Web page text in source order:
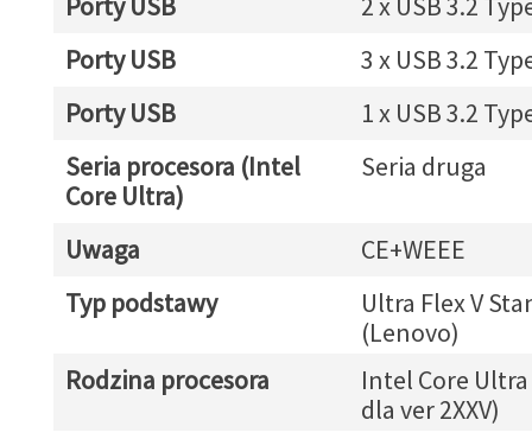
Porty USB
3 x USB 3.2
Porty USB
1 x USB 3.2
Seria procesora (Intel
Core Ultra)
Seria druga
Uwaga
CE+WEEE
Typ podstawy
Ultra Flex V
(Lenovo)
Rodzina procesora
Intel Core
dla ver 2XXV)